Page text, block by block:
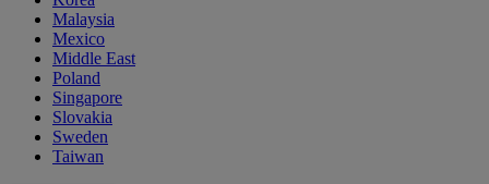
Malaysia
Mexico
Middle East
Poland
Singapore
Slovakia
Sweden
Taiwan